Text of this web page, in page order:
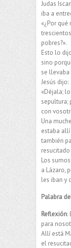
Judas
iba a
«¿Por
pobres?».
Esto lo
sino
se
Jesús dijo:
«Déjala;
sepultura;
con
Una
estaba
también
Los
a Lázaro,
les iban y
Palabra
Reflexión:
para
Allí está
el